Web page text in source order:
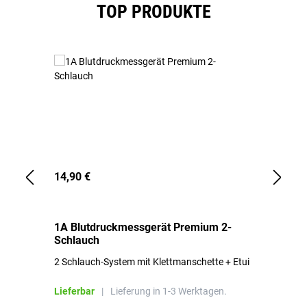
TOP PRODUKTE
14,90 €
1A Blutdruckmessgerät Premium 2-
Schlauch
2 Schlauch-System mit Klettmanschette + Etui
Lieferbar | Lieferung in 1-3 Werktagen.